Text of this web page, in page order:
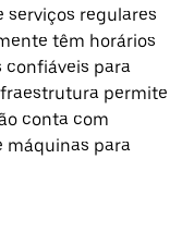
serviços regulares
têm horários
confiáveis para
permite
conta com
máquinas para